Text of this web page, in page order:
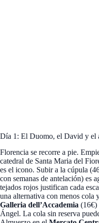
Día 1: El Duomo, el David y el
Florencia se recorre a pie.
catedral de Santa Maria del
es el icono. Subir a la cúpula
con semanas de antelación) es
tejados rojos justifican cada
una alternativa con menos cola
Galleria dell’Accademia (16€)
Ángel. La cola sin reserva